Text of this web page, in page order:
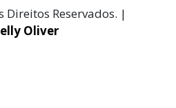
Reservados. |
Oliver